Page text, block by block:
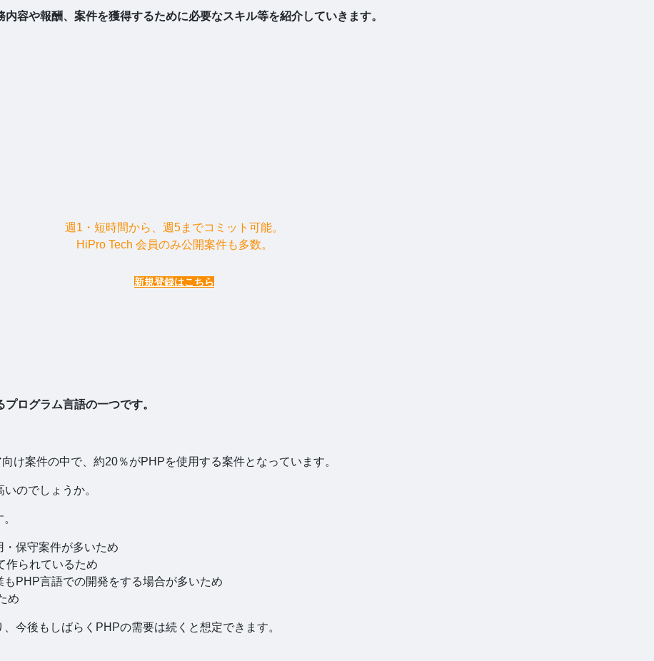
容や報酬、案件を獲得するために必要なスキル等を紹介していきます。
週1・短時間から、週5までコミット可能。
HiPro Tech 会員のみ公開案件も多数。
新規登録はこちら
ログラム言語の一つです。
け案件の中で、約20％がPHPを使用する案件となっています。
のでしょうか。
保守案件が多いため
作られているため
PHP言語での開発をする場合が多いため
め
今後もしばらくPHPの需要は続くと想定できます。